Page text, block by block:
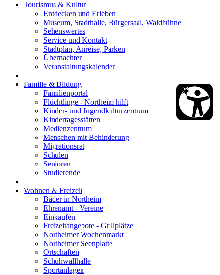
Tourismus & Kultur
Entdecken und Erleben
Museum, Stadthalle, Bürgersaal, Waldbühne
Sehenswertes
Service und Kontakt
Stadtplan, Anreise, Parken
Übernachten
Veranstaltungskalender
Familie & Bildung
Familienportal
Flüchtlinge - Northeim hilft
Kinder- und Jugendkulturzentrum
Kindertagesstätten
Medienzentrum
Menschen mit Behinderung
Migrationsrat
Schulen
Senioren
Studierende
Wohnen & Freizeit
Bäder in Northeim
Ehrenamt - Vereine
Einkaufen
Freizeitangebote - Grillplätze
Northeimer Wochenmarkt
Northeimer Seenplatte
Ortschaften
Schuhwallhalle
Sportanlagen